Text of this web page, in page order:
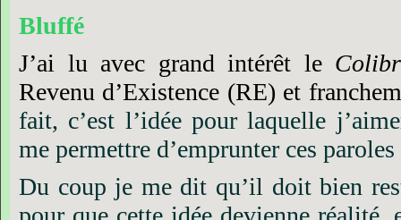
Bluffé
J’ai lu avec grand intérêt le
Revenu d’Existence (RE) et
fait, c’est l’idée pour laquelle
me permettre d’emprunter ces paroles
Du coup je me dit qu’il doit bien